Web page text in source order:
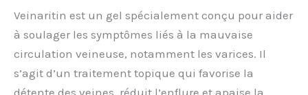
Veinaritin est un gel spécialement conçu pour aider
à soulager les symptômes liés à la mauvaise
circulation veineuse, notamment les varices. Il
s’agit d’un traitement topique qui favorise la
détente des veines, réduit l’enflure et apaise la